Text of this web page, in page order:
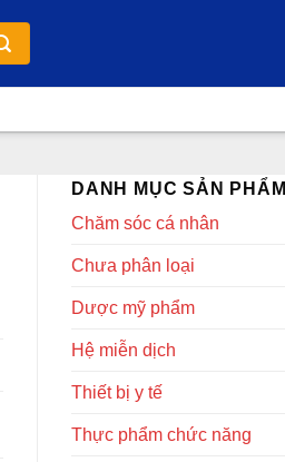
DANH MỤC SẢN PHẨM
Chăm sóc cá nhân
Chưa phân loại
Dược mỹ phẩm
Hệ miễn dịch
Thiết bị y tế
Thực phẩm chức năng